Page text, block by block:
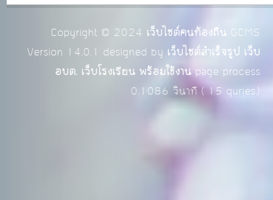
Copyright © 2024 เว็บไซต์คนท้องถิ่นGCMS
Version 14.0.1 designed by เว็บไซต์สำเร็จรูป เว็บ
อบต. เว็บโรงเรียน พร้อมใช้งานpage process
0.1086 วินาที (15 quries.)